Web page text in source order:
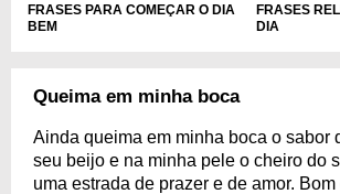
FRASES PARA COMEÇAR O DIA
BEM
FRASES
DIA
Queima em minha boca
Ainda queima em minha boca o sabor
seu beijo e na minha pele o cheiro do
uma estrada de prazer e de amor. Bom